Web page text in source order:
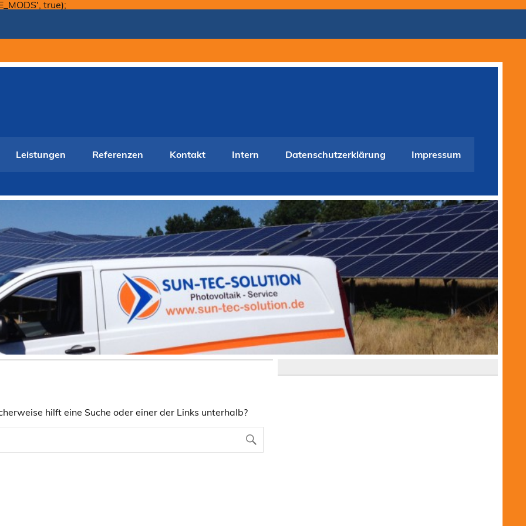
true);
Leistungen Referenzen Kontakt Intern Datenschutzerklärung Impressum
hilft eine Suche oder einer der Links unterhalb?